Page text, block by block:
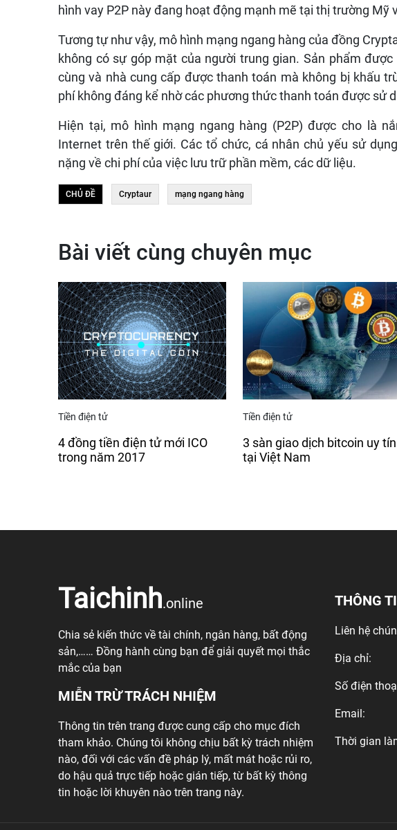
hình vay P2P này đang hoạt động mạnh mẽ tại thị trường Mỹ
Tương tự như vậy, mô hình mạng ngang hàng của đồng
không có sự góp mặt của người trung gian. Sản phẩm
cùng và nhà cung cấp được thanh toán mà không bị khấu
phí không đáng kể nhờ các phương thức thanh toán được sử
Hiện tại, mô hình mạng ngang hàng (P2P) được cho là
Internet trên thế giới. Các tổ chức, cá nhân chủ yếu sử
nặng về chi phí của việc lưu trữ phần mềm, các dữ liệu.
CHỦ ĐỀ Cryptaur mạng ngang hàng
Bài viết cùng chuyên mục
Tiền điện tử
4 đồng tiền điện tử mới ICO
trong năm 2017
Tiền điện tử
3 sàn giao dịch bitcoin uy tín
tại Việt Nam
Taichinh.online
Chia sẻ kiến thức về tài chính, ngân hàng, bất động
sản,…… Đồng hành cùng bạn để giải quyết mọi thắc
mắc của bạn
MIỄN TRỪ TRÁCH NHIỆM
Thông tin trên trang được cung cấp cho mục đích
tham khảo. Chúng tôi không chịu bất kỳ trách nhiệm
nào, đối với các vấn đề pháp lý, mất mát hoặc rủi ro,
do hậu quả trực tiếp hoặc gián tiếp, từ bất kỳ thông
tin hoặc lời khuyên nào trên trang này.
THÔNG
Liên hệ
Địa chỉ:
Số điện
Email:
Thời gian